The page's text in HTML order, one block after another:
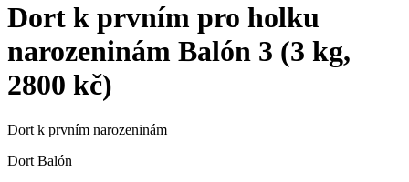
Dort k prvním pro holku
narozeninám Balón 3 (3 kg,
2800 kč)
Dort k prvním narozeninám
Dort Balón